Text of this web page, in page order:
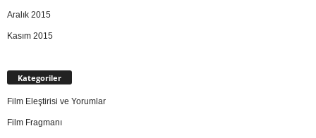
Aralık 2015
Kasım 2015
Kategoriler
Film Eleştirisi ve Yorumlar
Film Fragmanı